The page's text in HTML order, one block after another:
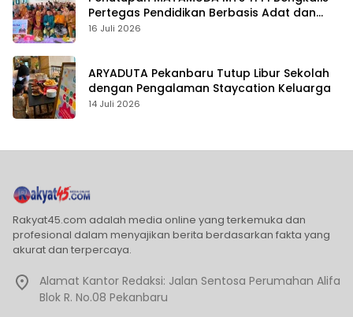
Pertegas Pendidikan Berbasis Adat dan
Karakter
16 Juli 2026
ARYADUTA Pekanbaru Tutup Libur Sekolah
dengan Pengalaman Staycation Keluarga
14 Juli 2026
Rakyat45.com adalah media online yang terkemuka dan
profesional dalam menyajikan berita berdasarkan fakta yang
akurat dan terpercaya.
Alamat Kantor Redaksi: Jalan Sentosa Perumahan Alifa
Blok R. No.08 Pekanbaru